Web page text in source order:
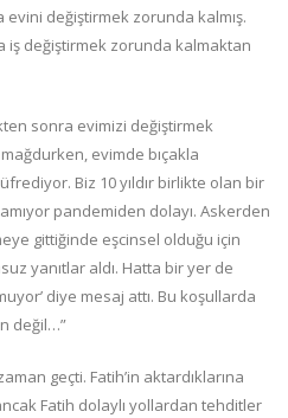
değiştirmek zorunda kalmış.
iş değiştirmek zorunda kalmaktan
sonra evimizi değiştirmek
evimde bıçakla
Biz 10 yıldır birlikte olan bir
pandemiden dolayı. Askerden
gittiğinde eşcinsel olduğu için
yanıtlar aldı. Hatta bir yer de
diye mesaj attı. Bu koşullarda
değil…”
geçti. Fatih’in aktardıklarına
Fatih dolaylı yollardan tehditler